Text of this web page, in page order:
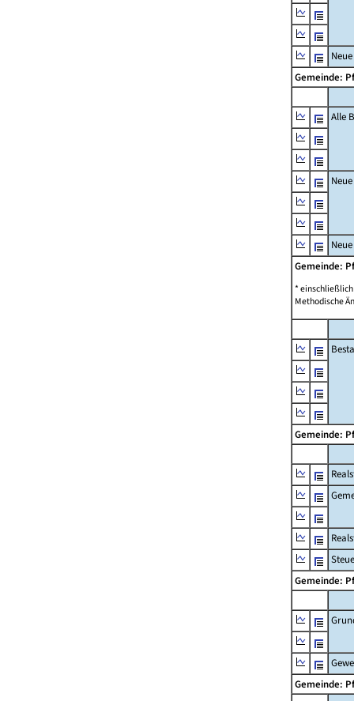
Gemeinde:
Alle
Gemeinde:
*
Methodische
Gemeinde:
Gemeinde:
Gemeinde: